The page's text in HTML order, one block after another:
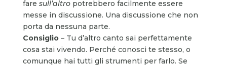
fare sull’altro potrebbero facilmente essere
messe in discussione. Una discussione che non
porta da nessuna parte.
Consiglio– Tu d’altro canto sai perfettamente
cosa stai vivendo. Perché conosci te stesso, o
comunque hai tutti gli strumenti per farlo. Se